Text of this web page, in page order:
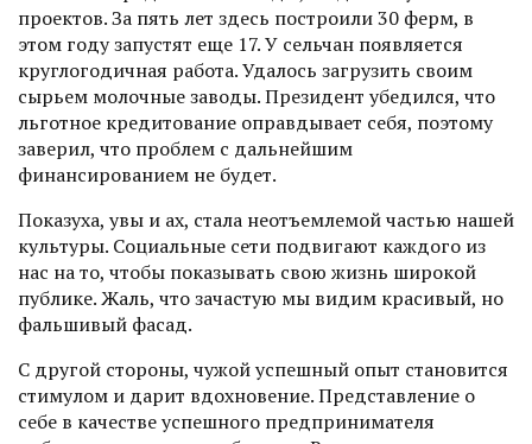
проектов. За пять лет здесь построили 30 ферм, в
этом году запустят еще 17. У сельчан появляется
круглогодичная работа. Удалось загрузить своим
сырьем молочные заводы. Президент убедился, что
льготное кредитование оправдывает себя, поэтому
заверил, что проблем с дальнейшим
финансированием не будет.
Показуха, увы и ах, стала неотъемлемой частью нашей
культуры. Социальные сети подвигают каждого из
нас на то, чтобы показывать свою жизнь широкой
публике. Жаль, что зачастую мы видим красивый, но
фальшивый фасад.
С другой стороны, чужой успешный опыт становится
стимулом и дарит вдохновение. Представление о
себе в качестве успешного предпринимателя